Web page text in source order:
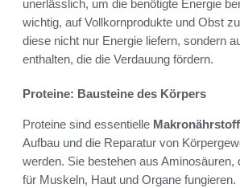
unerlässlich, um die benötigte Energie
wichtig, auf Vollkornprodukte und Obst
diese nicht nur Energie liefern, sondern
enthalten, die die Verdauung fördern.
Proteine: Bausteine des Körpers
Proteine sind essentielle
Aufbau und die Reparatur von
werden. Sie bestehen aus Aminosäuren,
für Muskeln, Haut und Organe